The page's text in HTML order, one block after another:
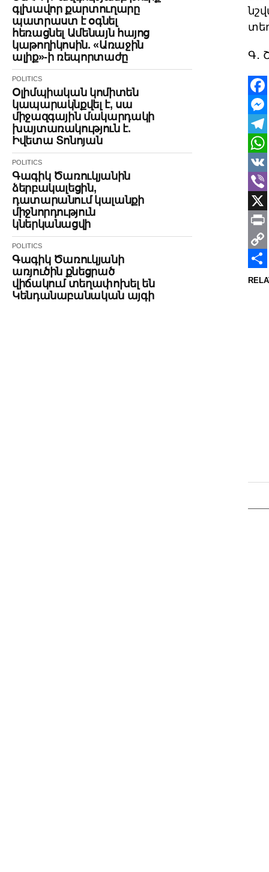
գլխավոր քարտուղարը
պատրաստ է օգնել
հեռացնել Ամենայն հայոց
կաթողիկոսին. «Առաջին
ալիք»-ի ռեպորտաժը
POLITICS
Օլիմպիական կոմիտեն
կապարակնքվել է, սա
միջազգային մակարդակի
խայտառակություն է.
Իվետա Տոնոյան
POLITICS
Գագիկ Ծառուկյանին
ձերբակալեցին,
դատարանում կալանքի
միջնորդություն
կներկանացվի
POLITICS
Գագիկ Ծառուկյանի
առյուծին քնեցրած
վիճակում տեղափոխել են
Կենդանաբանական այգի
Գ․
VK
X
Print
Copy
Link